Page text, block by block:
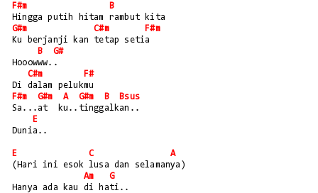
F#m
B
Hingga putih hitam rambut kita
G#m
C#m
F#m
Ku berjanji kan tetap setia
B
G#
Hooowww..
C#m
F#
Di dalam pelukmu
F#m
G#m A G#m B
Bsus
Sa...at  ku..tinggalkan..
E
Dunia..
E C
A
(Hari ini esok lusa dan selamanya)
Am
G
Hanya ada kau di hati..